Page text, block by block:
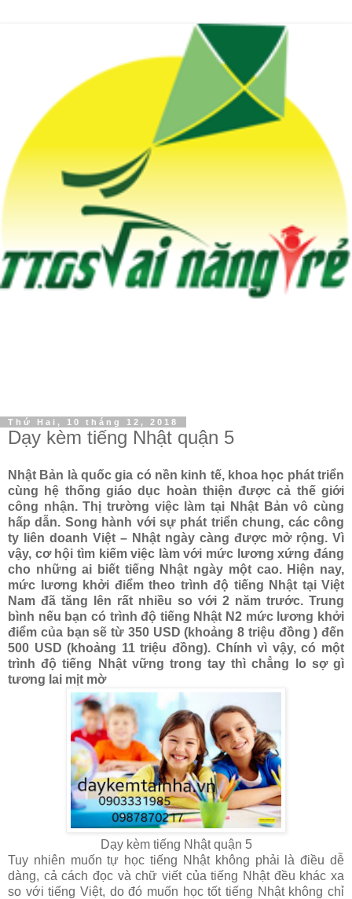
Thứ Hai, 10 tháng 12, 2018
Dạy kèm tiếng Nhật quận 5
Nhật Bản là quốc gia có nền kinh tế, khoa học phát triển
cùng hệ thống giáo dục hoàn thiện được cả thế giới
công nhận. Thị trường việc làm tại Nhật Bản vô cùng
hấp dẫn. Song hành với sự phát triển chung, các công
ty liên doanh Việt – Nhật ngày càng được mở rộng. Vì
vậy, cơ hội tìm kiếm việc làm với mức lương xứng đáng
cho những ai biết tiếng Nhật ngày một cao. Hiện nay,
mức lương khởi điểm theo trình độ tiếng Nhật tại Việt
Nam đã tăng lên rất nhiều so với 2 năm trước. Trung
bình nếu bạn có trình độ tiếng Nhật N2 mức lương khởi
điểm của bạn sẽ từ 350 USD (khoảng 8 triệu đồng ) đến
500 USD (khoảng 11 triệu đồng). Chính vì vậy, có một
trình độ tiếng Nhật vững trong tay thì chẳng lo sợ gì
tương lai mịt mờ
Dạy kèm tiếng Nhật quận 5
Tuy nhiên muốn tự học tiếng Nhật không phải là điều dễ
dàng, cả cách đọc và chữ viết của tiếng Nhật đều khác xa
so với tiếng Việt, do đó muốn học tốt tiếng Nhật không chỉ